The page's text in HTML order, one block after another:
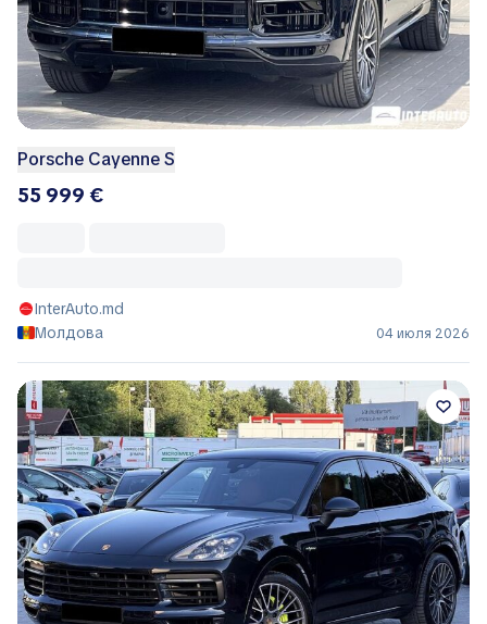
Porsche Cayenne S
55 999 €
InterAuto.md
Молдова
04 июля 2026